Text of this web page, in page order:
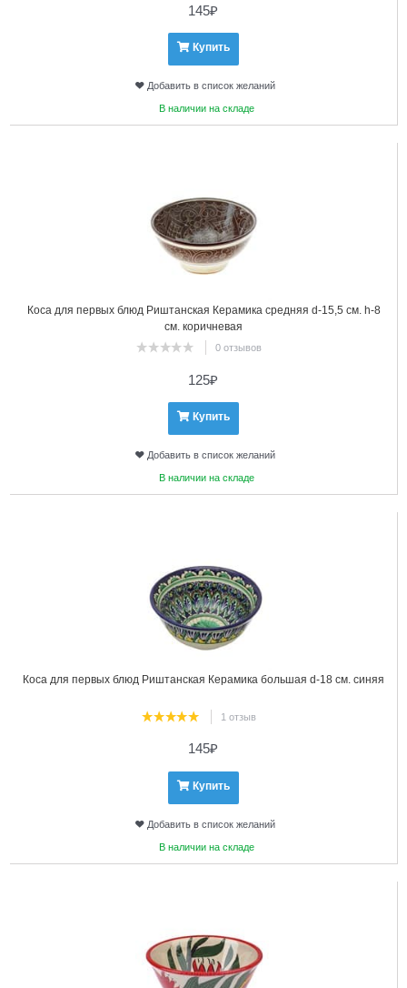
145₽
Купить
Добавить в список желаний
В наличии на складе
Коса для первых блюд Риштанская Керамика средняя d-15,5 см. h-8
см. коричневая
0 отзывов
125₽
Купить
Добавить в список желаний
В наличии на складе
Коса для первых блюд Риштанская Керамика большая d-18 см. синяя
1 отзыв
145₽
Купить
Добавить в список желаний
В наличии на складе